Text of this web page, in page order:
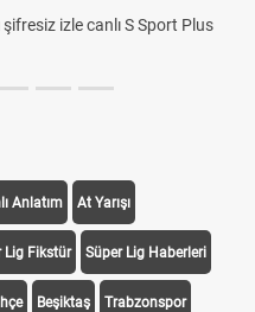
izle canlı S Sport Plus
Anlatım At Yarışı
Lig Fikstür Süper Lig Haberleri
Beşiktaş Trabzonspor